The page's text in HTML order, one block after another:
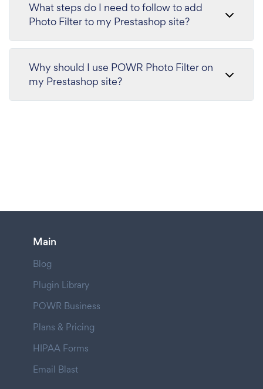
What steps do I need to follow to add
Photo Filter to my Prestashop site?
Why should I use POWR Photo Filter on
my Prestashop site?
Main
Blog
Plugin Library
POWR Business
Plans & Pricing
HIPAA Forms
Email Blast